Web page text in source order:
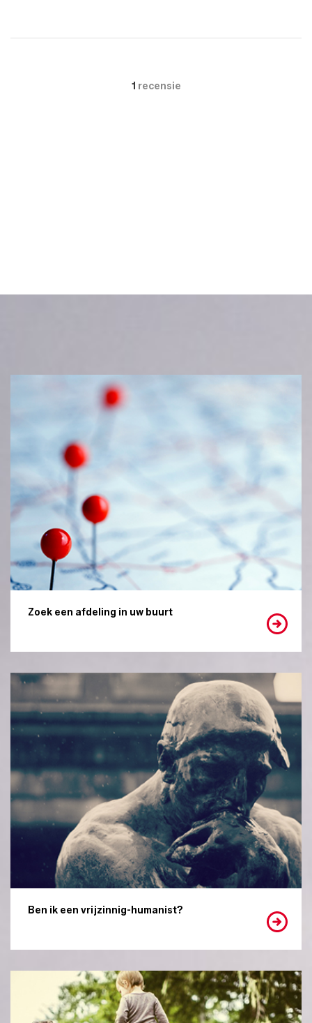
1 recensie
Zoek een afdeling in uw buurt
Ben ik een vrijzinnig-humanist?